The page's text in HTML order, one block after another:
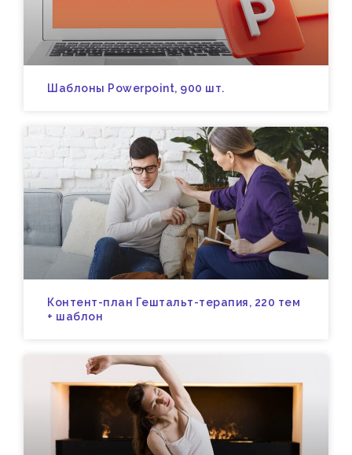
Шаблоны Powerpoint, 900 шт.
Контент-план Гештальт-терапия, 220 тем
+ шаблон